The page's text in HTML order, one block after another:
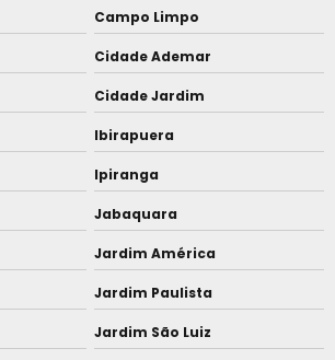
Campo Limpo
Cidade Ademar
Cidade Jardim
Ibirapuera
Ipiranga
Jabaquara
Jardim América
Jardim Paulista
Jardim São Luiz